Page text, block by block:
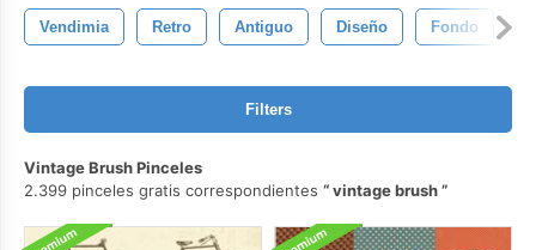
Vendimia Retro Antiguo Diseño Fondo
Filters
Vintage Brush Pinceles
2.399 pinceles gratis correspondientes
vintage brush